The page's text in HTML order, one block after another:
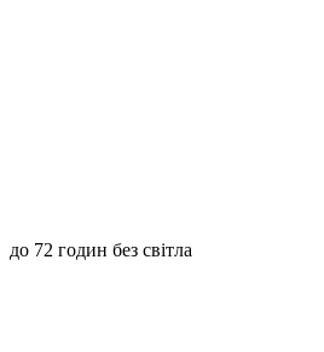
до 72 годин без світла